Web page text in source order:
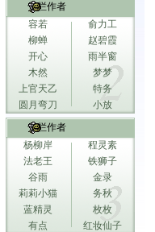
专栏作者
容若
俞力工
柳蝉
赵碧霞
开心
雨半窗
木然
梦梦
上官天乙
特务
圆月弯刀
小放
专栏作者
杨柳岸
程灵素
法老王
铁狮子
谷雨
金录
莉莉小猫
务秋
蓝精灵
枚枚
有点
红妆仙子